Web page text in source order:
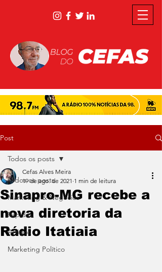
Post
Todos os posts
Marketing & Negócios
Rápidas
Artigos
Marketing Político
Todos os posts
Sinapro-MG recebe a
nova diretoria da
Rádio Itatiaia
Cefas Alves Meira
19 de ago. de 2021 1 min de leitura